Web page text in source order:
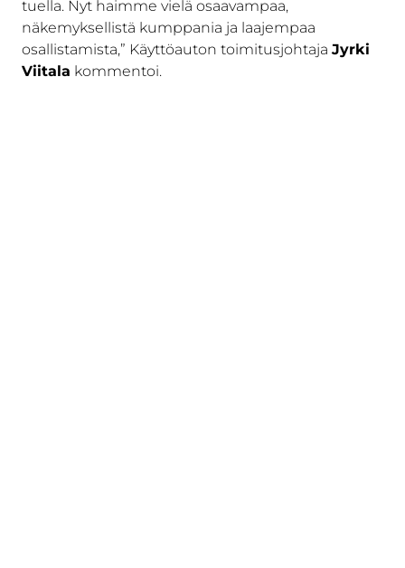
tuella. Nyt haimme vielä osaavampaa,
näkemyksellistä kumppania ja laajempaa
osallistamista,” Käyttöauton toimitusjohtaja Jyrki
Viitala kommentoi.